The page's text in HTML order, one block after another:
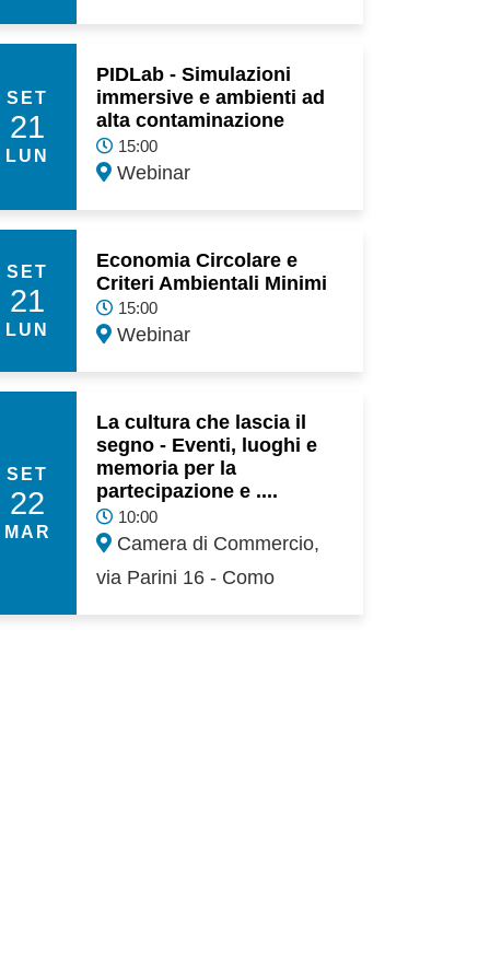
SET
21
LUN
PIDLab - Simulazioni
immersive e ambienti ad
alta contaminazione
15:00
Webinar
SET
21
LUN
Economia Circolare e
Criteri Ambientali Minimi
15:00
Webinar
SET
22
MAR
La cultura che lascia il
segno - Eventi, luoghi e
memoria per la
partecipazione e ....
10:00
Camera di Commercio,
via Parini 16 - Como